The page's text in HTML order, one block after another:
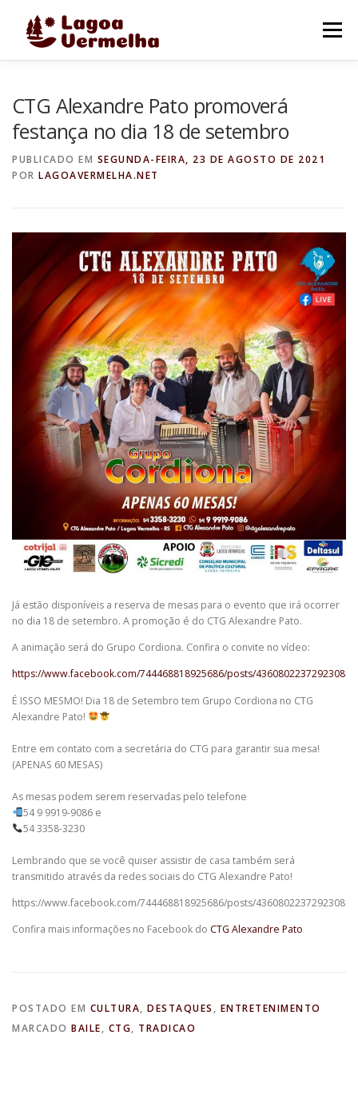
Menu
CTG Alexandre Pato promoverá
festança no dia 18 de setembro
PUBLICADO EM SEGUNDA-FEIRA, 23 DE AGOSTO DE 2021
POR LAGOAVERMELHA.NET
Já estão disponíveis a reserva de mesas para o evento que irá ocorrer
no dia 18 de setembro. A promoção é do CTG Alexandre Pato.
A animação será do Grupo Cordiona. Confira o convite no vídeo:
https://www.facebook.com/744468818925686/posts/4360802237292308
É ISSO MESMO! Dia 18 de Setembro tem Grupo Cordiona no CTG
Alexandre Pato!
Entre em contato com a secretária do CTG para garantir sua mesa!
(APENAS 60 MESAS)
As mesas podem serem reservadas pelo telefone
54 9 9919-9086 e
54 3358-3230
Lembrando que se você quiser assistir de casa também será
transmitido através da redes sociais do CTG Alexandre Pato!
https://www.facebook.com/744468818925686/posts/4360802237292308
Confira mais informações no Facebook do CTG Alexandre Pato
POSTADO EM CULTURA, DESTAQUES , ENTRETENIMENTO
MARCADO BAILE, CTG, TRADICAO